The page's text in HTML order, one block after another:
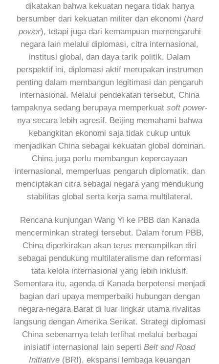
dikatakan bahwa kekuatan negara tidak hanya
bersumber dari kekuatan militer dan ekonomi (hard
power), tetapi juga dari kemampuan memengaruhi
negara lain melalui diplomasi, citra internasional,
institusi global, dan daya tarik politik. Dalam
perspektif ini, diplomasi aktif merupakan instrumen
penting dalam membangun legitimasi dan pengaruh
internasional. Melalui pendekatan tersebut, China
tampaknya sedang berupaya memperkuat soft power-
nya secara lebih agresif. Beijing memahami bahwa
kebangkitan ekonomi saja tidak cukup untuk
menjadikan China sebagai kekuatan global dominan.
China juga perlu membangun kepercayaan
internasional, memperluas pengaruh diplomatik, dan
menciptakan citra sebagai negara yang mendukung
stabilitas global serta kerja sama multilateral.
Rencana kunjungan Wang Yi ke PBB dan Kanada
mencerminkan strategi tersebut. Dalam forum PBB,
China diperkirakan akan terus menampilkan diri
sebagai pendukung multilateralisme dan reformasi
tata kelola internasional yang lebih inklusif.
Sementara itu, agenda di Kanada berpotensi menjadi
bagian dari upaya memperbaiki hubungan dengan
negara-negara Barat di luar lingkar utama rivalitas
langsung dengan Amerika Serikat. Strategi diplomasi
China sebenarnya telah terlihat melalui berbagai
inisiatif internasional lain seperti Belt and Road
Initiative (BRI), ekspansi lembaga keuangan